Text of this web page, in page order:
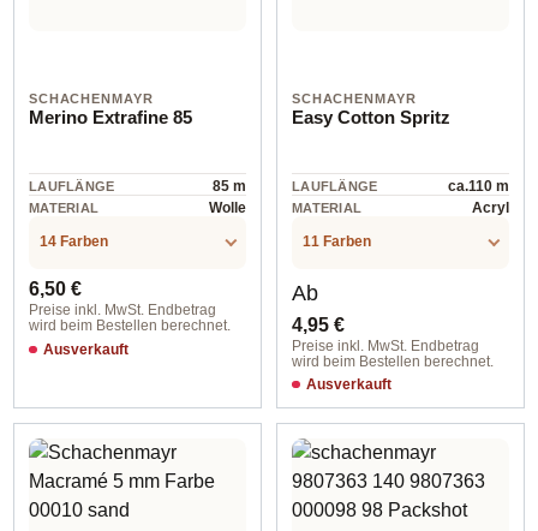
SCHACHENMAYR
Merino Extrafine 85
LAUFLÄNGE 85 m
MATERIAL
Wolle
14 Farben
Regulärer Preis:
6,50 €
Preise inkl. MwSt. Endbetrag
wird beim Bestellen berechnet.
Ausverkauft
SCHACHENMAYR
Easy Cotton Spritz
LAUFLÄNGE ca.110 m
MATERIAL
Acryl
11 Farben
Regulärer Preis:
Ab
4,95 €
Preise inkl. MwSt. Endbetrag
wird beim Bestellen berechnet.
Ausverkauft